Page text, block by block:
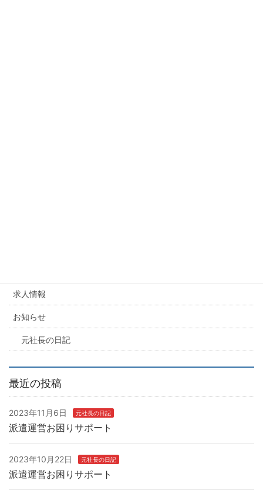
求人情報
お知らせ
元社長の日記
最近の投稿
2023年11月6日 元社長の日記
派遣運営お困りサポート
2023年10月22日 元社長の日記
派遣運営お困りサポート